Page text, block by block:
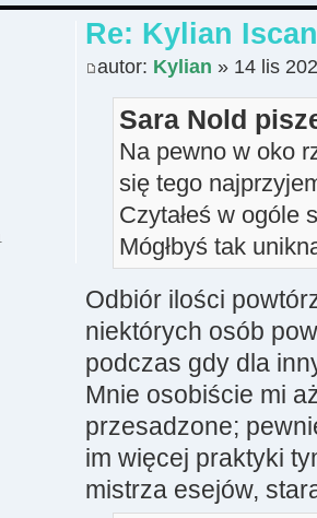
Re: Kylian
autor: Kylian » 14 lis
Sara Nold
Na pewno w oko
się tego
Czytałeś w ogóle
Mógłbyś tak
Odbiór ilości
niektórych osób
podczas gdy dla
Mnie osobiście mi
przesadzone;
im więcej praktyki
mistrza esejów,